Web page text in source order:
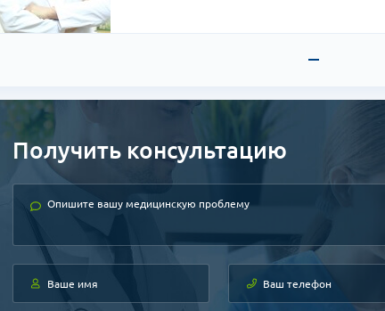
Председатель Корейского общества
Доктор специализируется на лечении
выполнением реконструкции, после чего
Получить консультацию